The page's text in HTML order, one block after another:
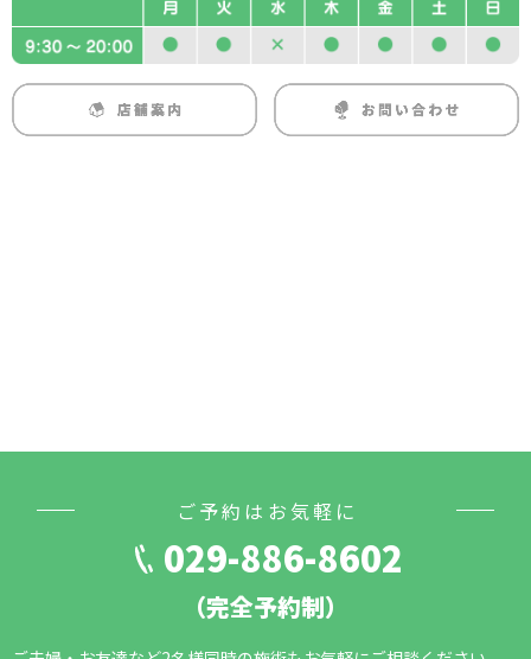
ご予約はお気軽に
029-886-8602
（完全予約制）